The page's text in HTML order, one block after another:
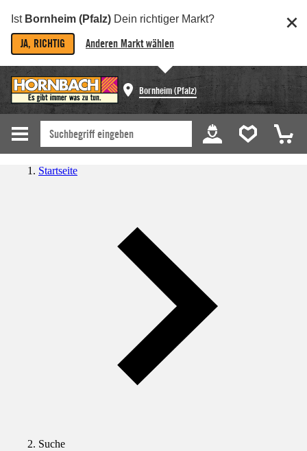
Ist Bornheim (Pfalz) Dein richtiger Markt?
JA, RICHTIG Anderen Markt wählen
Bornheim (Pfalz)
Startseite
Suche